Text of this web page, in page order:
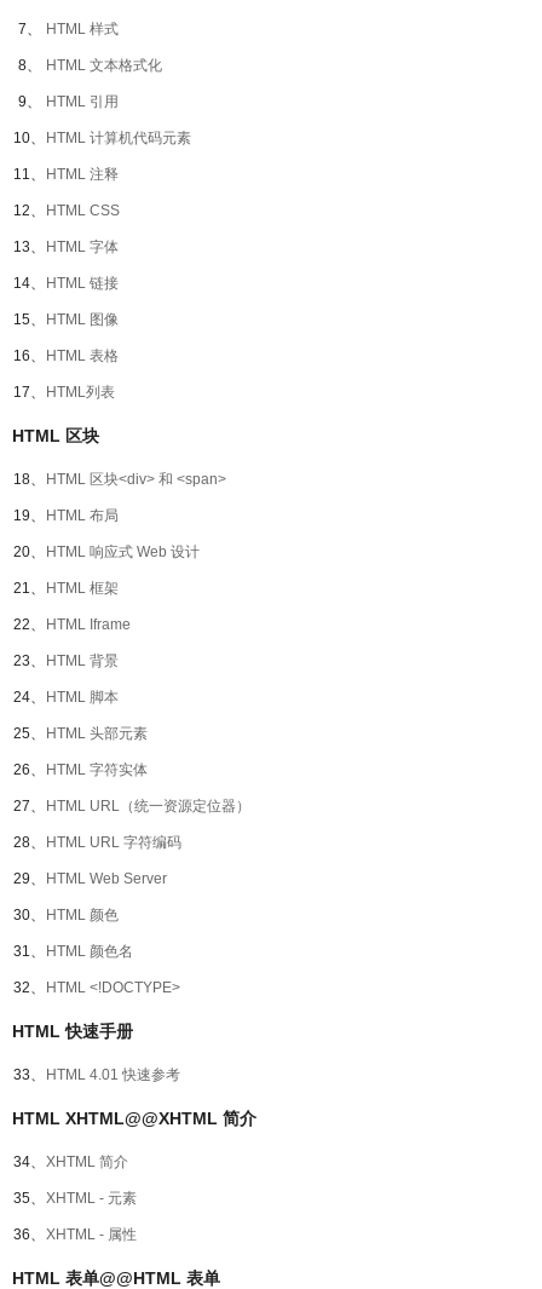
7、 HTML 样式
8、 HTML 文本格式化
9、 HTML 引用
10、 HTML 计算机代码元素
11、 HTML 注释
12、 HTML CSS
13、 HTML 字体
14、 HTML 链接
15、 HTML 图像
16、 HTML 表格
17、 HTML列表
HTML 区块
18、 HTML 区块<div> 和 <span>
19、 HTML 布局
20、 HTML 响应式 Web 设计
21、 HTML 框架
22、 HTML Iframe
23、 HTML 背景
24、 HTML 脚本
25、 HTML 头部元素
26、 HTML 字符实体
27、 HTML URL（统一资源定位器）
28、 HTML URL 字符编码
29、 HTML Web Server
30、 HTML 颜色
31、 HTML 颜色名
32、 HTML <!DOCTYPE>
HTML 快速手册
33、 HTML 4.01 快速参考
HTML XHTML@@XHTML 简介
34、 XHTML 简介
35、 XHTML - 元素
36、 XHTML - 属性
HTML 表单@@HTML 表单